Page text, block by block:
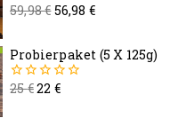
0
59,98€56,98 €
Probierpaket (5 X 125g)
0
25€22 €